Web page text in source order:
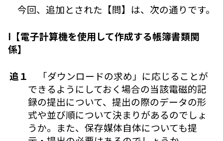
今回、追加とされた【問】は、次の通りです。
Ⅰ【電子計算機を使用して作成する帳簿書類関
係】
追１
「ダウンロードの求め」に応じることが
できるようにしておく場合の当該電磁的記
録の提出について、提出の際のデータの形
式や並び順について決まりがあるのでしょ
うか。また、保存媒体自体についても提